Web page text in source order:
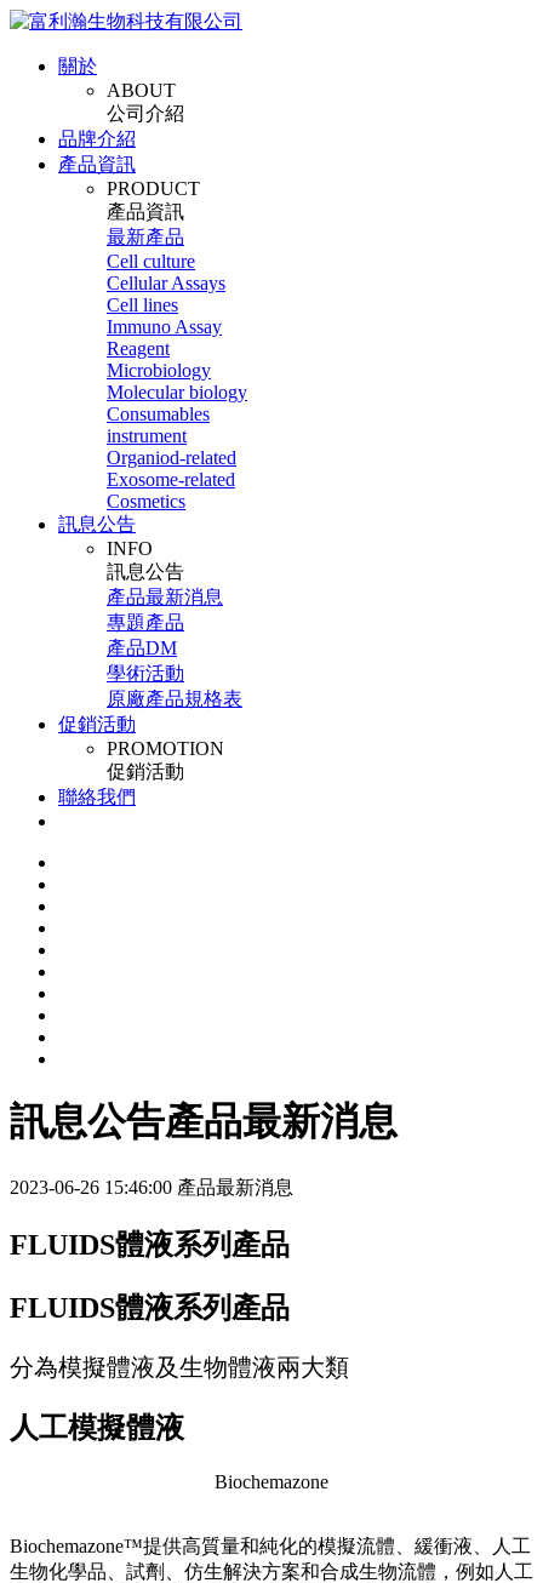
關於
ABOUT
公司介紹
品牌介紹
產品資訊
PRODUCT
產品資訊
最新產品
Cell culture
Cellular Assays
Cell lines
Immuno Assay
Reagent
Microbiology
Molecular biology
Consumables
instrument
Organiod-related
Exosome-related
Cosmetics
訊息公告
INFO
訊息公告
產品最新消息
專題產品
產品DM
學術活動
原廠產品規格表
促銷活動
PROMOTION
促銷活動
聯絡我們
訊息公告產品最新消息
2023-06-26 15:46:00 產品最新消息
FLUIDS體液系列產品
FLUIDS體液系列產品
分為模擬體液及生物體液兩大類
人工模擬體液
Biochemazone
Biochemazone™提供高質量和純化的模擬流體、緩衝液、人工
生物化學品、試劑、仿生解決方案和合成生物流體，例如人工